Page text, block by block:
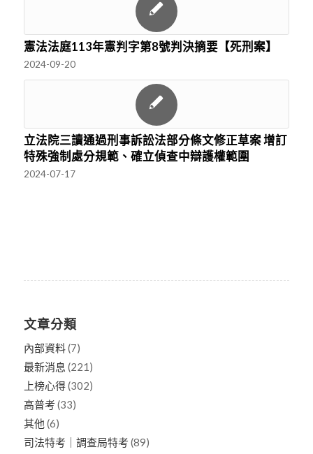
憲法法庭113年憲判字第8號判決摘要【死刑案】
2024-09-20
立法院三讀通過刑事訴訟法部分條文修正草案 增訂
特殊強制處分規範、確立偵查中辯護權範圍
2024-07-17
文章分類
內部資料(7)
最新消息 (221)
上榜心得(302)
高普考 (33)
其他 (6)
司法特考｜調查局特考 (89)